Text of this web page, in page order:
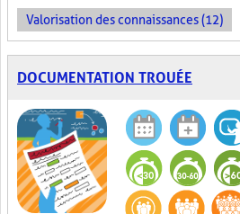
Valorisation des connaissances (12)
DOCUMENTATION TROUÉE